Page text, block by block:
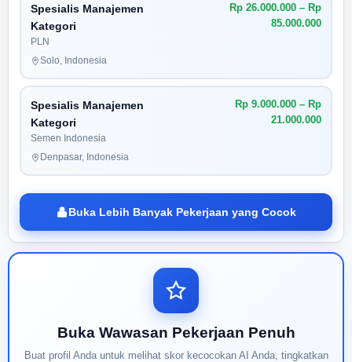
Spesialis Manajemen
Kategori
PLN
Rp 26.000.000 – Rp
85.000.000
Solo, Indonesia
Spesialis Manajemen
Kategori
Semen Indonesia
Rp 9.000.000 – Rp
21.000.000
Denpasar, Indonesia
Buka Lebih Banyak Pekerjaan yang Cocok
Buka Wawasan Pekerjaan Penuh
Buat profil Anda untuk melihat skor kecocokan AI Anda, tingkatkan